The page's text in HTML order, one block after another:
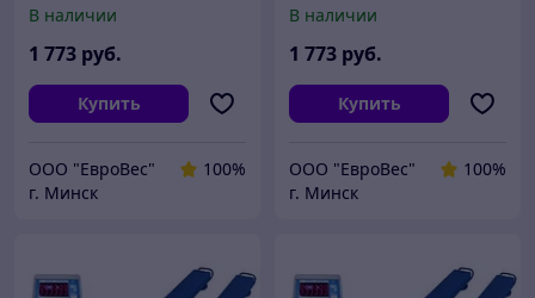
В наличии
1 773 руб.
Купить
ООО "ЕвроВес"
100%
г. Минск
В наличии
1 773 руб.
Купить
ООО "ЕвроВес"
100%
г. Минск